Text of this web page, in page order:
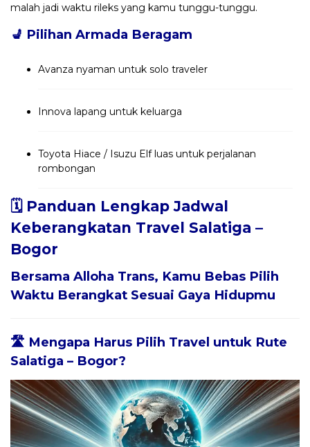
malah jadi waktu rileks yang kamu tunggu-tunggu.
💺 Pilihan Armada Beragam
Avanza nyaman untuk solo traveler
Innova lapang untuk keluarga
Toyota Hiace / Isuzu Elf luas untuk perjalanan
rombongan
🗓️ Panduan Lengkap Jadwal
Keberangkatan Travel Salatiga –
Bogor
Bersama Alloha Trans, Kamu Bebas Pilih
Waktu Berangkat Sesuai Gaya Hidupmu
🛣️ Mengapa Harus Pilih Travel untuk Rute
Salatiga – Bogor?